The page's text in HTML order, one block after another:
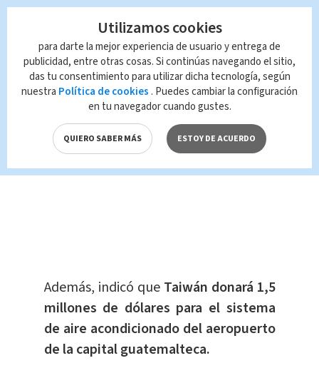
transformar vidas, familias y naciones.
Qué gusto recibirlo en el Palacio
Nacional de la Cultura.
pic.twitter.com/6m5ixWcmXy
— Alejandro Giammattei
(@DrGiammattei)
April 19, 2023
Además, indicó que Taiwán donará 1,5
millones de dólares para el sistema
de aire acondicionado del aeropuerto
de la capital guatemalteca.
Utilizamos cookies
para darte la mejor experiencia de usuario y entrega de
publicidad, entre otras cosas. Si continúas navegando el sitio,
das tu consentimiento para utilizar dicha tecnología, según
nuestra Política de cookies . Puedes cambiar la configuración
en tu navegador cuando gustes.
QUIERO SABER MÁS ESTOY DE ACUERDO